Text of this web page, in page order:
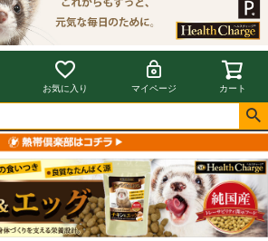
お気に入り マイページ カート